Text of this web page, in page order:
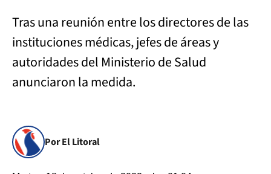
Tras una reunión entre los directores de las
instituciones médicas, jefes de áreas y
autoridades del Ministerio de Salud
anunciaron la medida.
Por El Litoral